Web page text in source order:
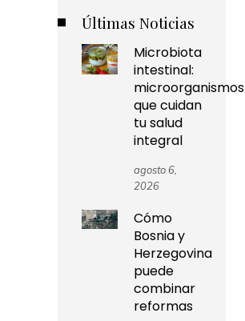
Últimas Noticias
Microbiota
intestinal:
microorganismos
que cuidan
tu salud
integral
agosto 6,
2026
Cómo
Bosnia y
Herzegovina
puede
combinar
reformas